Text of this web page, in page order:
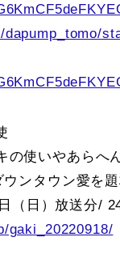
の使いやあらへ
ンタウン愛を
（日）放送分/
gaki_20220918/